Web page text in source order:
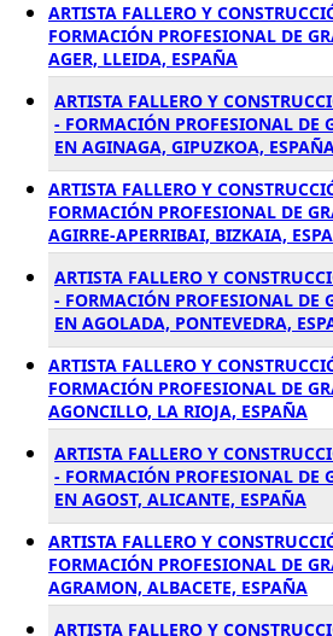
ARTISTA FALLERO Y
FORMACIÓN PROFESIONAL DE
AGER, LLEIDA, ESPAÑA
ARTISTA FALLERO Y
- FORMACIÓN PROFESIONAL DE
EN AGINAGA, GIPUZKOA,
ARTISTA FALLERO Y
FORMACIÓN PROFESIONAL DE
AGIRRE-APERRIBAI, BIZKAIA,
ARTISTA FALLERO Y
- FORMACIÓN PROFESIONAL DE
EN AGOLADA, PONTEVEDRA,
ARTISTA FALLERO Y
FORMACIÓN PROFESIONAL DE
AGONCILLO, LA RIOJA, ESPAÑA
ARTISTA FALLERO Y
- FORMACIÓN PROFESIONAL DE
EN AGOST, ALICANTE, ESPAÑA
ARTISTA FALLERO Y
FORMACIÓN PROFESIONAL DE
AGRAMON, ALBACETE, ESPAÑA
ARTISTA FALLERO Y